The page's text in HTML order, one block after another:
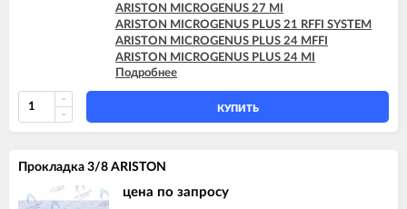
ARISTON MICROGENUS 27 MI
ARISTON MICROGENUS PLUS 21 RFFI SYSTEM
ARISTON MICROGENUS PLUS 24 MFFI
ARISTON MICROGENUS PLUS 24 MI
ARISTON MICROGENUS PLUS 28 MFFI
ARISTON MICROGENUS PLUS 28 MI
ARISTON MICROGENUS PLUS 28 RFFI SYSTEM
ARISTON MICROGENUS PLUS 31 MFFI
ARISTON MICROGENUS PLUS 31 RI SYSTEM
ARISTON MICROSYSTEM 21 RFFI
Подробнее
КУПИТЬ
Прокладка 3/8 ARISTON
цена по запросу